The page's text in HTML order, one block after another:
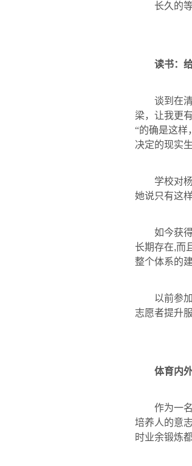
长久的
读书：
谈到在
梁，让我更
“的确是这样
决定的现实
学校对
她说只有这
如今获
长期存在,而
整个体系的
以前参
志愿者提升
体育内
作为一
培养人的意
时业余锻炼